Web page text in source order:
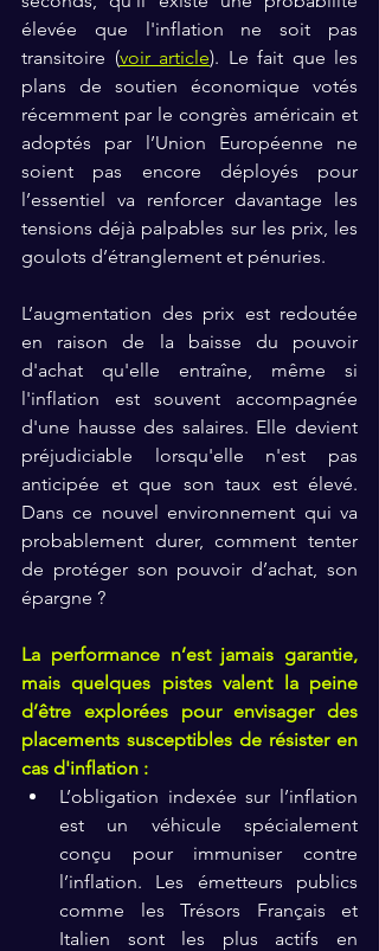
élevée que l'inflation ne soit pas
transitoire (voir article). Le fait que les
plans de soutien économique votés
récemment par le congrès américain et
adoptés par l’Union Européenne ne
soient pas encore déployés pour
l’essentiel va renforcer davantage les
tensions déjà palpables sur les prix, les
goulots d’étranglement et pénuries.
L’augmentation des prix est redoutée
en raison de la baisse du pouvoir
d'achat qu'elle entraîne, même si
l'inflation est souvent accompagnée
d'une hausse des salaires. Elle devient
préjudiciable lorsqu'elle n'est pas
anticipée et que son taux est élevé.
Dans ce nouvel environnement qui va
probablement durer, comment tenter
de protéger son pouvoir d’achat, son
épargne ?
La performance n’est jamais garantie,
mais quelques pistes valent la peine
d’être explorées pour envisager des
placements susceptibles de résister en
cas d'inflation :
L’obligation indexée sur l’inflation
est un véhicule spécialement
conçu pour immuniser contre
l’inflation. Les émetteurs publics
comme les Trésors Français et
Italien sont les plus actifs en